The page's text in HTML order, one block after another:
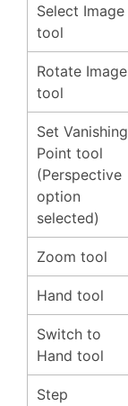
Select Image
tool
Rotate Image
tool
Set Vanishing
Point tool
(Perspective
option
selected)
Zoom tool
Hand tool
Switch to
Hand tool
Step